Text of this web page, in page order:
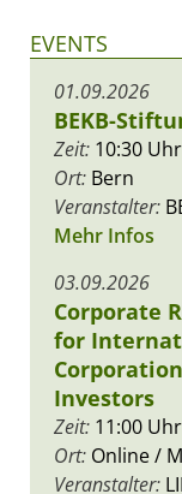
EVENTS
01.09.2026
BEKB-
Zeit: 10:30 Uhr
Ort: Bern
Veranstalter:
Mehr Infos
03.09.2026
Corporate
for
Investors
Zeit: 11:00 Uhr
Ort: Online /
Veranstalter: